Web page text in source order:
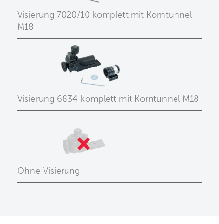
Visierung 7020/10 komplett mit Korntunnel
M18
Visierung 6834 komplett mit Korntunnel M18
Ohne Visierung